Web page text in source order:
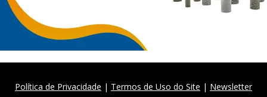
Política de Privacidade | Termos de Uso do Site | Newsletter